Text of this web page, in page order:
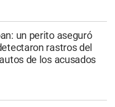
un perito aseguró
rastros del
de los acusados